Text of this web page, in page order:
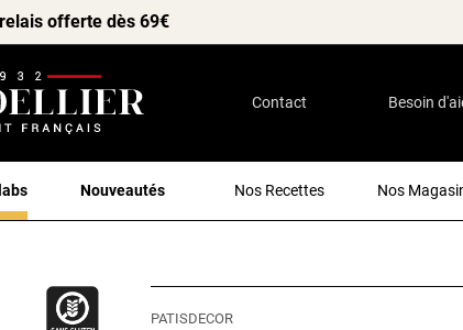
offerte dès 69€
Contact Besoin
Nouveautés Nos Recettes Nos
PATISDECOR